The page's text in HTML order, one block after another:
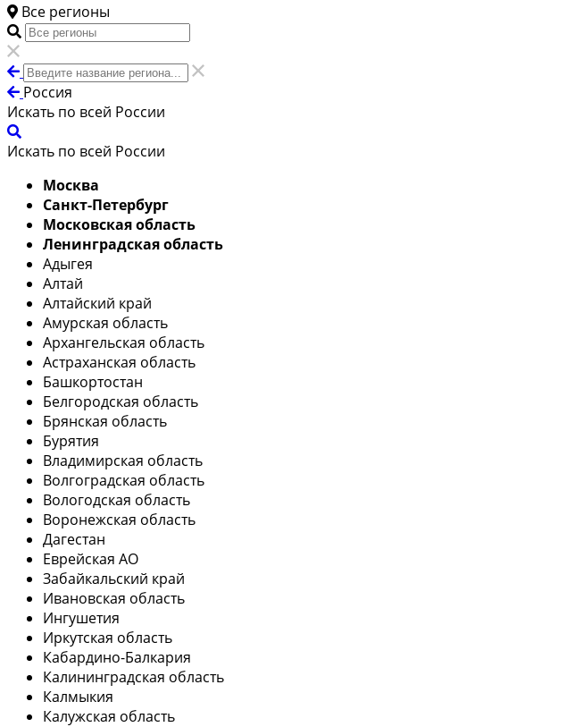
Все регионы
Россия
Искать по всей России
Искать по всей России
Москва
Санкт-Петербург
Московская область
Ленинградская область
Адыгея
Алтай
Алтайский край
Амурская область
Архангельская область
Астраханская область
Башкортостан
Белгородская область
Брянская область
Бурятия
Владимирская область
Волгоградская область
Вологодская область
Воронежская область
Дагестан
Еврейская АО
Забайкальский край
Ивановская область
Ингушетия
Иркутская область
Кабардино-Балкария
Калининградская область
Калмыкия
Калужская область